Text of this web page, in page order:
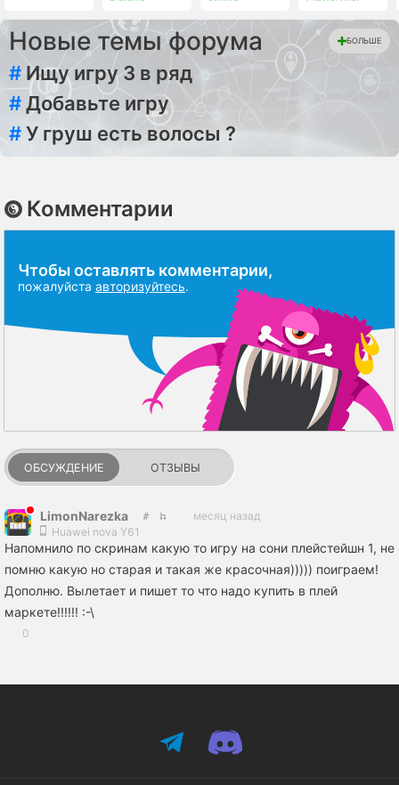
Новые темы форума БОЛЬШЕ
# Ищу игру 3 в ряд
#Добавьте игру
#У груш есть волосы ?
Комментарии
Чтобы оставлять комментарии,
пожалуйста авторизуйтесь.
ОБСУЖДЕНИЕ ОТЗЫВЫ
LimonNarezka
месяц назад
Huawei nova Y61
Напомнило по скринам какую то игру на сони плейстейшн 1, не
помню какую но старая и такая же красочная))))) поиграем!
Дополню. Вылетает и пишет то что надо купить в плей
маркете!!!!!! :-\
0